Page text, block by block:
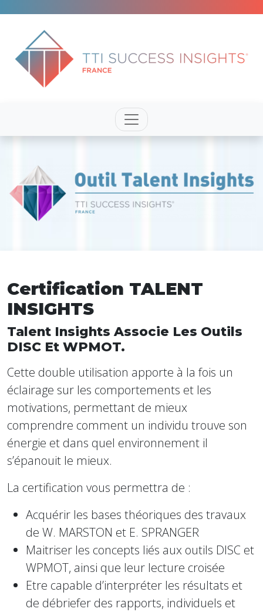
Certification TALENT
INSIGHTS
Talent Insights Associe Les Outils
DISC Et WPMOT.
Cette double utilisation apporte à la fois un
éclairage sur les comportements et les
motivations, permettant de mieux
comprendre comment un individu trouve son
énergie et dans quel environnement il
s’épanouit le mieux.
La certification vous permettra de :
Acquérir les bases théoriques des travaux
de W. MARSTON et E. SPRANGER
Maitriser les concepts liés aux outils DISC et
WPMOT, ainsi que leur lecture croisée
Etre capable d’interpréter les résultats et
de débriefer des rapports, individuels et